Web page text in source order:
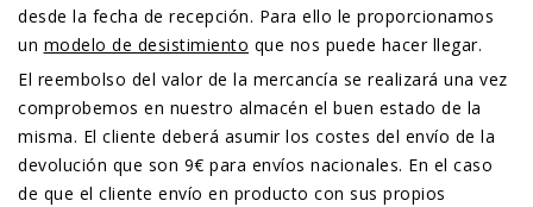
desde la fecha de recepción. Para ello le proporcionamos
un modelo de desistimiento que nos puede hacer llegar.
El reembolso del valor de la mercancía se realizará una vez
comprobemos en nuestro almacén el buen estado de la
misma. El cliente deberá asumir los costes del envío de la
devolución que son 9€ para envíos nacionales. En el caso
de que el cliente envío en producto con sus propios